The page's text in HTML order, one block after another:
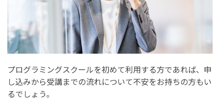
プログラミングスクールを初めて利用する方であれば、申
し込みから受講までの流れについて不安をお持ちの方もい
るでしょう。